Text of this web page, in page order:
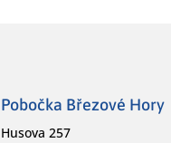
Pobočka Březové Hory
Husova 257